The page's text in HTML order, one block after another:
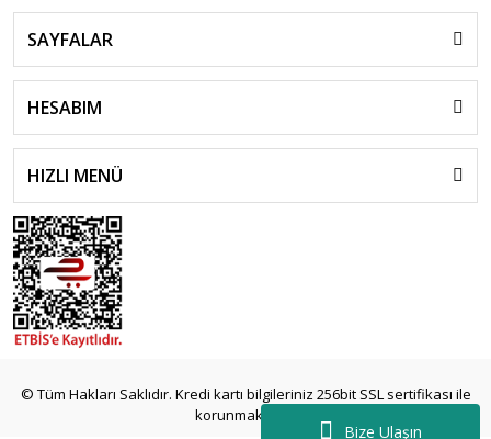
Bize Ulaşın
SAYFALAR
HESABIM
HIZLI MENÜ
© Tüm Hakları Saklıdır. Kredi kartı bilgileriniz 256bit SSL sertifikası ile
korunmaktadır.